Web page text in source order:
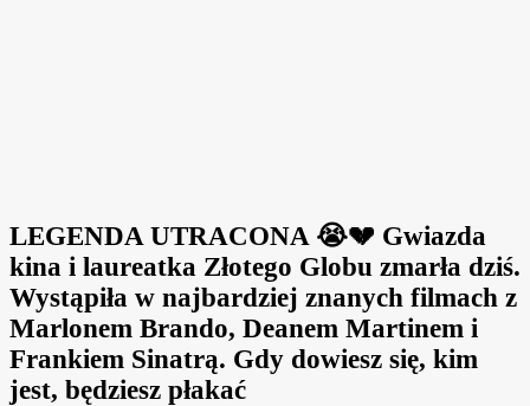
LEGENDA UTRACONA 😭💔 Gwiazda
kina i laureatka Złotego Globu zmarła dziś.
Wystąpiła w najbardziej znanych filmach z
Marlonem Brando, Deanem Martinem i
Frankiem Sinatrą. Gdy dowiesz się, kim
jest, będziesz płakać